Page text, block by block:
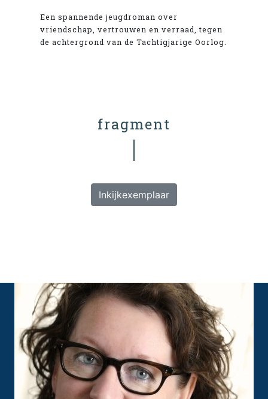
Een spannende jeugdroman over
vriendschap, vertrouwen en verraad, tegen
de achtergrond van de Tachtigjarige Oorlog.
fragment
Inkijkexemplaar